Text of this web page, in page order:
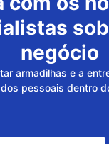
negócio
armadilhas e a
pessoais dentro